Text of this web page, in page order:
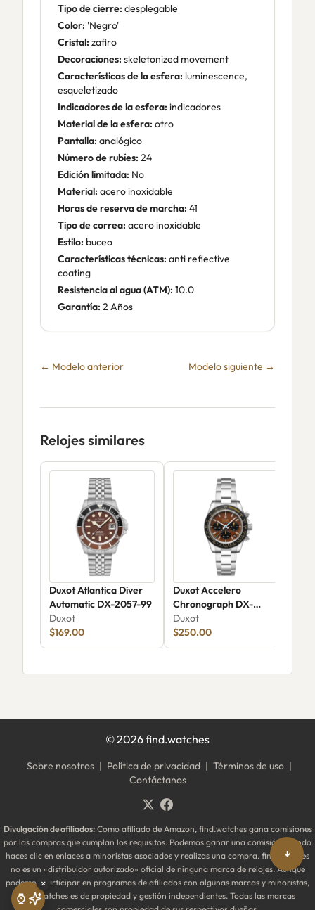
Tipo de cierre: desplegable
Color: 'Negro'
Cristal: zafiro
Decoraciones: skeletonized movement
Características de la esfera: luminescence,
esqueletizado
Indicadores de la esfera: indicadores
Material de la esfera: otro
Pantalla: analógico
Número de rubíes: 24
Edición limitada: No
Material: acero inoxidable
Horas de reserva de marcha: 41
Tipo de correa: acero inoxidable
Estilo: buceo
Características técnicas: anti reflective
coating
Resistencia al agua (ATM): 10.0
Garantía: 2 Años
← Modelo anterior Modelo siguiente →
Relojes similares
Duxot Atlantica Diver
Automatic DX-2057-99
Duxot
$169.00
Duxot Accelero
Chronograph DX-
2065-JJ
Duxot
$250.00
©2026find.watches
Sobre nosotros | Política de privacidad | Términos de uso |
Contáctanos
Divulgación de afiliados:Como afiliado de Amazon, find.watches gana comisiones
por las compras que cumplan los requisitos. Podemos ganar una comisión cuando
haces clic en enlaces a minoristas asociados y realizas una compra. find.watches
no es un «distribuidor autorizado» oficial de ninguna marca de relojes. Aunque
podemos participar en programas de afiliados con algunas marcas y minoristas,
find.watches es de propiedad y gestión independientes. Todas las marcas
↓
×